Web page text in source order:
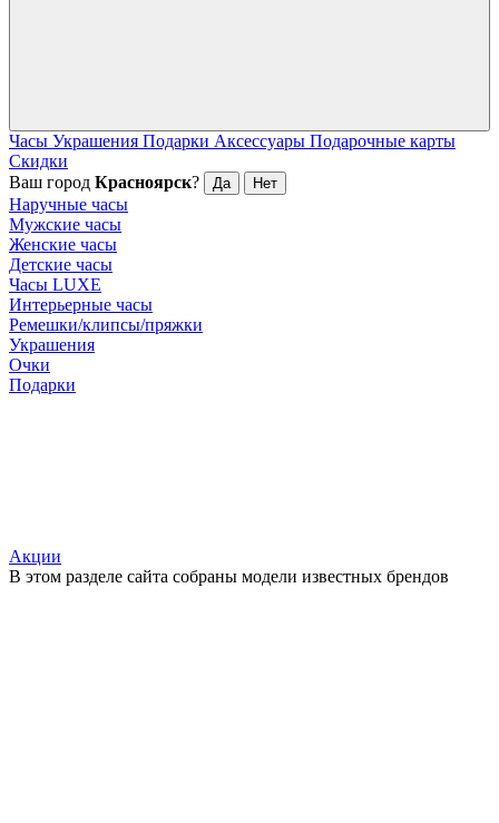
Часы Украшения Подарки Аксессуары Подарочные карты
Скидки
Ваш город Красноярск? Да Нет
Наручные часы
Мужские часы
Женские часы
Детские часы
Часы LUXE
Интерьерные часы
Ремешки/клипсы/пряжки
Украшения
Очки
Подарки
Акции
В этом разделе сайта собраны модели известных брендов